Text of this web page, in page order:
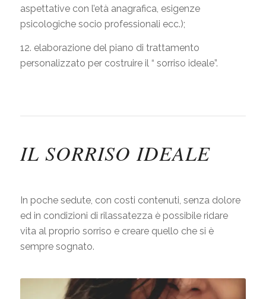
aspettative con l’età anagrafica, esigenze
psicologiche socio professionali ecc.);
12. elaborazione del piano di trattamento
personalizzato per costruire il “ sorriso ideale”.
IL SORRISO IDEALE
In poche sedute, con costi contenuti, senza dolore
ed in condizioni di rilassatezza è possibile ridare
vita al proprio sorriso e creare quello che si è
sempre sognato.